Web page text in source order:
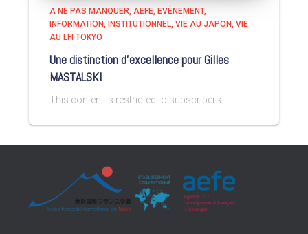
A NE PAS MANQUER AEFE EVÉNEMENT
INFORMATION
INSTITUTIONNEL VIE AU JAPON VIE
AU LFI TOKYO
Une distinction d’excellence pour Gilles
MASTALSKI
This content is restricted to subscribers